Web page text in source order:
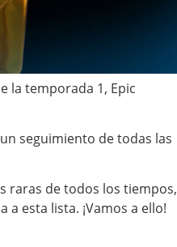
la temporada 1, Epic
seguimiento de todas las
raras de todos los tiempos,
esta lista. ¡Vamos a ello!